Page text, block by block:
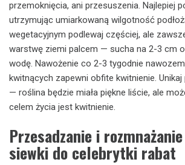
przemoknięcia, ani przesuszenia. Najlepiej
utrzymując umiarkowaną wilgotność
wegetacyjnym podlewaj częściej, ale
warstwę ziemi palcem — sucha na 2-3 cm
wodę. Nawożenie co 2-3 tygodnie
kwitnących zapewni obfite kwitnienie.
— roślina będzie miała piękne liście, ale
celem życia jest kwitnienie.
Przesadzanie i
siewki do celebrytki rabat